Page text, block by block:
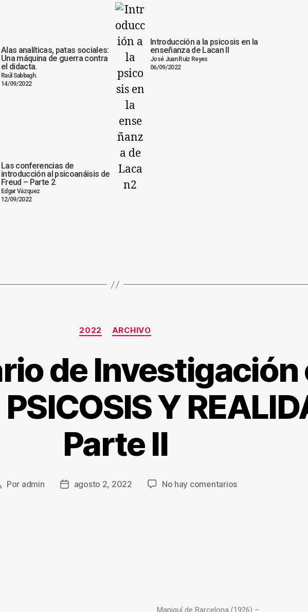
Alas analíticas, patas sociales:
Una máquina de guerra contra
el didacta.
Raúl Sabbagh.
14/09/2022
Las conferencias de
introducción al psicoanáisis de
Freud – Parte 2
Edgar Vázquez
12/09/2022
Introducción a la psicosis en la
enseñanza de Lacan II
José Juan Ruiz Reyes
06/09/2022
2022 ARCHIVO
de Investigación
Y
Parte II
Por admin agosto 2, 2022 No hay comentarios
Maniquí de Barcelona (1926) –